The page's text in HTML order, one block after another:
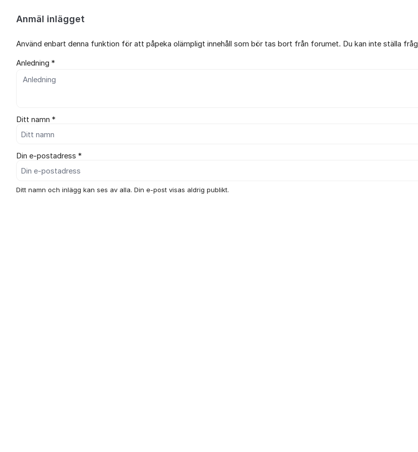
Anmäl inlägget
Använd enbart denna funktion för att påpeka olämpligt innehåll som bör tas bort från forumet. Du kan inte ställa
Anledning *
Ditt namn *
Din e-postadress *
Ditt namn och inlägg kan ses av alla. Din e-post visas aldrig publikt.